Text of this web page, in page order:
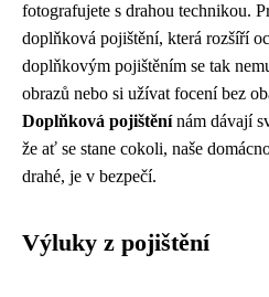
fotografujete s drahou technikou.
doplňková pojištění, která rozšíří
doplňkovým pojištěním se tak
obrazů nebo si užívat focení bez
Doplňková pojištěnínám dávají
že ať se stane cokoli, naše
drahé, je v bezpečí.
Výluky z pojištění